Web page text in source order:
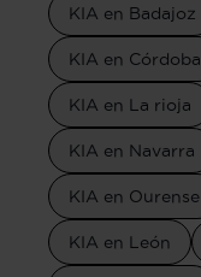
KIA en Badajoz
KIA en Córdoba
KIA en La rioja
KIA en Navarra
KIA en Ourense
KIA en León